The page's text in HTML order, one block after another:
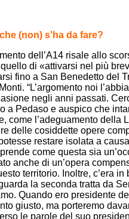
(non) s'ha da fare?
dell’A14 risale allo
di «attivarsi nel più
fino a San Benedetto del
“L’argomento noi
negli anni passati.
a Pedaso e auspico che
come l’adeguamento
delle cosiddette opere
restare isolata a
come questa sia
anche di un’opera
territorio. Inoltre, c’era
la seconda tratta da
Quando ero presidente
giusto, ma porteremo
le parole del suo